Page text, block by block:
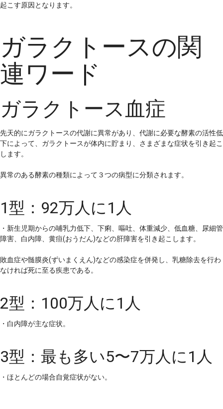
起こす原因となります。
ガラクトースの関
連ワード
ガラクトース血症
先天的にガラクトースの代謝に異常があり、代謝に必要な酵素の活性低
下によって、ガラクトースが体内に貯まり、さまざまな症状を引き起こ
します。
異常のある酵素の種類によって３つの病型に分類されます。
1型：92万人に1人
・新生児期からの哺乳力低下、下痢、嘔吐、体重減少、低血糖、尿細管
障害、白内障、黄疸(おうだん)などの肝障害を引き起こします。
敗血症や髄膜炎(ずいまくえん)などの感染症を併発し、乳糖除去を行わ
なければ死に至る疾患である。
2型：100万人に1人
・白内障が主な症状。
3型：最も多い5〜7万人に1人
・ほとんどの場合自覚症状がない。